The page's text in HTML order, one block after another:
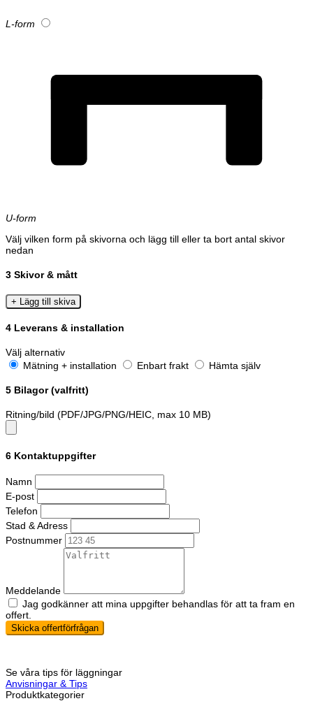
L-form
U-form
Välj vilken form på skivorna och lägg till eller ta bort antal skivor
nedan
3 Skivor & mått
+ Lägg till skiva
4 Leverans & installation
Välj alternativ
Mätning + installation
Enbart frakt Hämta själv
5 Bilagor (valfritt)
Ritning/bild (PDF/JPG/PNG/HEIC, max 10 MB)
6 Kontaktuppgifter
Namn
E-post
Telefon
Stad & Adress
Postnummer
Meddelande
Jag godkänner att mina uppgifter behandlas för att ta fram en
offert.
Skicka offertförfrågan
Se våra tips för läggningar
Anvisningar & Tips
Produktkategorier